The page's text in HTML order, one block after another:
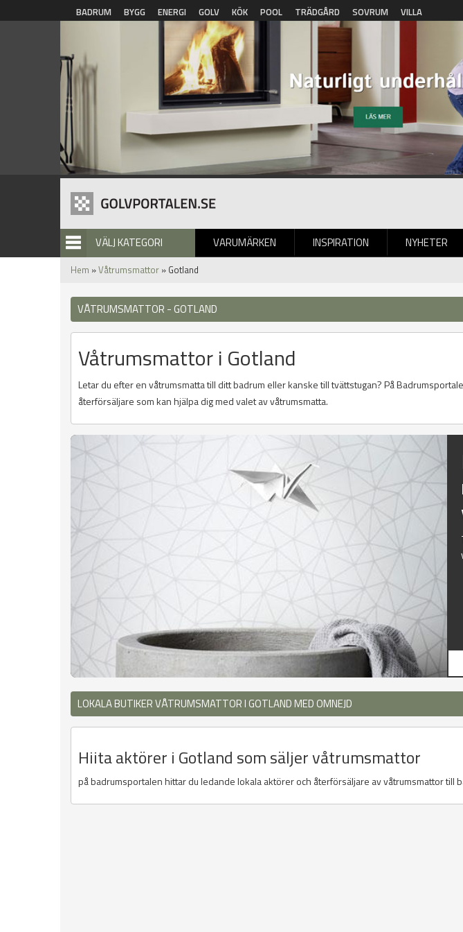
Hoppa till huvudinnehåll
BADRUM BYGG ENERGI GOLV KÖK POOL TRÄDGÅRD SOVRUM VILLA
VÄLJ KATEGORI VARUMÄRKEN INSPIRATION NYHETER
BILDGALLERI
Hem »Våtrumsmattor » Gotland
VÅTRUMSMATTOR - GOTLAND
Våtrumsmattor i Gotland
Letar du efter en våtrumsmatta till ditt badrum eller kanske till tvättstugan? På
återförsäljare som kan hjälpa dig med valet av våtrumsmatta.
LOKALA BUTIKER VÅTRUMSMATTOR I GOTLAND MED OMNEJD
Hiita aktörer i Gotland som säljer våtrumsmattor
på badrumsportalen hittar du ledande lokala aktörer och återförsäljare av våtrumsmattor till